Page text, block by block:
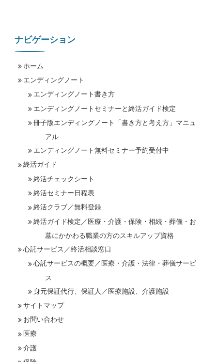
ナビゲーション
ホーム
エンディングノート
エンディングノート書き方
エンディングノートセミナーと終活ガイド検定
冊子版エンディングノート「書き方と考え方」マニュ
アル
エンディングノート無料セミナー予約受付中
終活ガイド
終活チェックシート
終活セミナー日程表
終活クラブ／無料登録
終活ガイド検定／医療・介護・保険・相続・葬儀・お
墓にかかわる職業の方のスキルアップ資格
心託サービス／終活相談窓口
心託サービスの概要／医療・介護・法律・葬儀サービ
ス
身元保証代行、保証人／医療施設、介護施設
サイトマップ
お問い合わせ
医療
介護